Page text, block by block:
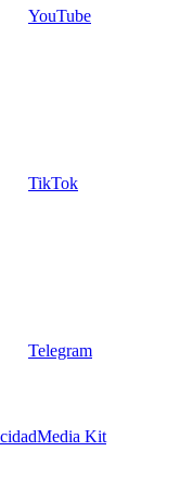
YouTube
TikTok
Telegram
Media Kit